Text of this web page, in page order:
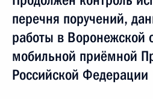
перечня поручений,
работы в Воронежской
мобильной приёмной
Российской Федерации